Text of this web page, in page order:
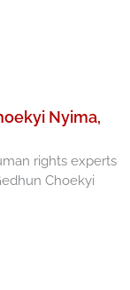
Nyima,
rights experts
Choekyi